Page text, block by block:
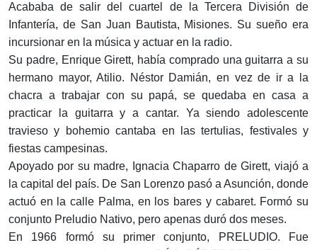
Acababa de salir del cuartel de la Tercera División de
Infantería, de San Juan Bautista, Misiones. Su sueño era
incursionar en la música y actuar en la radio.
Su padre, Enrique Girett, había comprado una guitarra a su
hermano mayor, Atilio. Néstor Damián, en vez de ir a la
chacra a trabajar con su papá, se quedaba en casa a
practicar la guitarra y a cantar. Ya siendo adolescente
travieso y bohemio cantaba en las tertulias, festivales y
fiestas campesinas.
Apoyado por su madre, Ignacia Chaparro de Girett, viajó a
la capital del país. De San Lorenzo pasó a Asunción, donde
actuó en la calle Palma, en los bares y cabaret. Formó su
conjunto Preludio Nativo, pero apenas duró dos meses.
En 1966 formó su primer conjunto, PRELUDIO. Fue